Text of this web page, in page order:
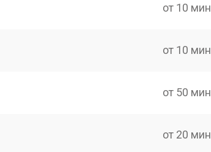
от 10 мин
от 10 мин
от 50 мин
от 20 мин